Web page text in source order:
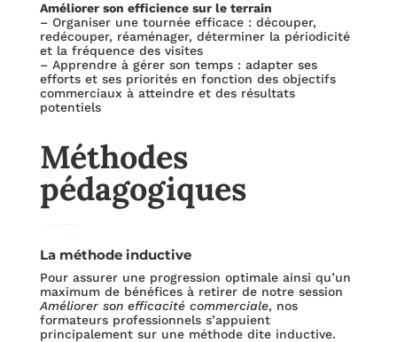
Améliorer son efficience sur le terrain
– Organiser une tournée efficace : découper,
redécouper, réaménager, déterminer la périodicité
et la fréquence des visites
– Apprendre à gérer son temps : adapter ses
efforts et ses priorités en fonction des objectifs
commerciaux à atteindre et des résultats
potentiels
Méthodes
pédagogiques
La méthode inductive
Pour assurer une progression optimale ainsi qu’un
maximum de bénéfices à retirer de notre session
Améliorer son efficacité commerciale, nos
formateurs professionnels s’appuient
principalement sur une méthode dite inductive.